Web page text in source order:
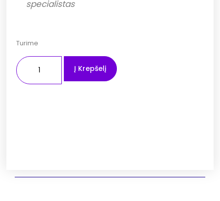
specialistas
Turime
Į Krepšelį